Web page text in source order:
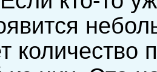
количество